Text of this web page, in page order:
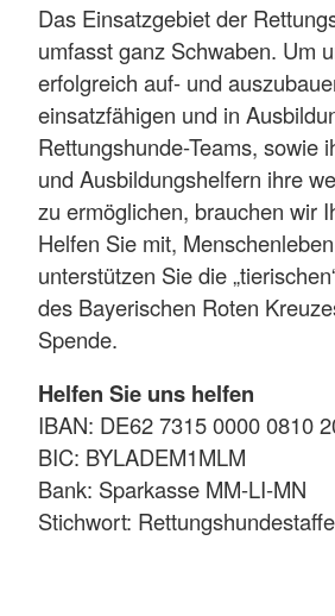
Das Einsatzgebiet der
umfasst ganz Schwaben. Um
erfolgreich auf- und
einsatzfähigen und in
Rettungshunde-Teams, sowie
und Ausbildungshelfern ihre
zu ermöglichen, brauchen wir
Helfen Sie mit,
unterstützen Sie die
des Bayerischen Roten
Spende.
Helfen Sie uns helfen
IBAN: DE62 7315 0000 0810
BIC: BYLADEM1MLM
Bank: Sparkasse MM-LI-MN
Stichwort: